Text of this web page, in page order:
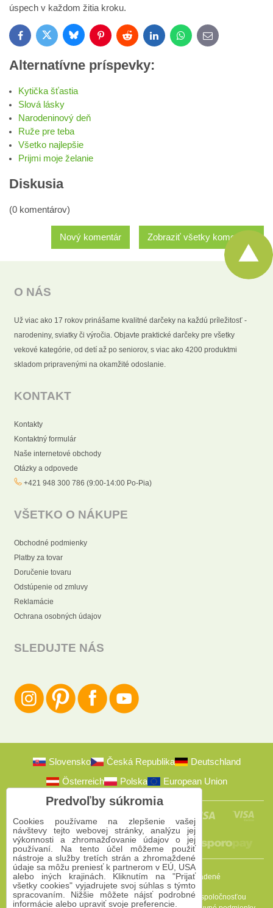
úspech v každom žitia kroku.
FacebookTwitter BlueskyPinterestReddit LinkedInWhatsApp
E-
mail
Alternatívne príspevky:
Kytička šťastia
Slová lásky
Narodeninový deň
Ruže pre teba
Všetko najlepšie
Prijmi moje želanie
Diskusia
(0 komentárov)
Zobraziť všetky komentáre
Nový komentár
O NÁS
Už viac ako 17 rokov prinášame kvalitné darčeky na každú príležitosť -
narodeniny, sviatky či výročia. Objavte praktické darčeky pre všetky
vekové kategórie, od detí až po seniorov, s viac ako 4200 produktmi
skladom pripravenými na okamžité odoslanie.
KONTAKT
Kontakty
Kontaktný formulár
Naše internetové obchody
Otázky a odpovede
+421 948 300 786 (9:00-14:00 Po-Pia)
VŠETKO O NÁKUPE
Obchodné podmienky
Platby za tovar
Doručenie tovaru
Odstúpenie od zmluvy
Reklamácie
Ochrana osobných údajov
SLEDUJTE NÁS
Slovensko Česká Republika
Deutschland
Österreich
Polska European Union
2009-2026 © Bomba s.r.o.Všetky práva vyhradené
Táto stránka je chránená programom reCAPTCHA a spoločnosťou
Predvoľby súkromia
Cookies používame na zlepšenie vašej
návštevy tejto webovej stránky, analýzu jej
výkonnosti a zhromažďovanie údajov o jej
používaní. Na tento účel môžeme použiť
nástroje a služby tretích strán a zhromaždené
údaje sa môžu preniesť k partnerom v EÚ, USA
alebo iných krajinách. Kliknutím na "Prijať
všetky cookies" vyjadrujete svoj súhlas s týmto
spracovaním. Nižšie môžete nájsť podrobné
informácie alebo upraviť svoje preferencie.